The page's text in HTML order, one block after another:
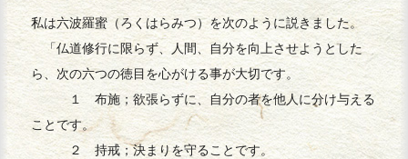
私は六波羅蜜（ろくはらみつ）を次のように説きました。
「仏道修行に限らず、人間、自分を向上させようとした
ら、次の六つの徳目を心がける事が大切です。
１ 布施；欲張らずに、自分の者を他人に分け与える
ことです。
２ 持戒；決まりを守ることです。